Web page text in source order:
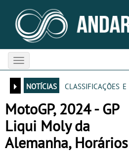
Toggle
navigation
notícias classificações
MotoGP, 2024 - GP
Liqui Moly da
Alemanha, Horários